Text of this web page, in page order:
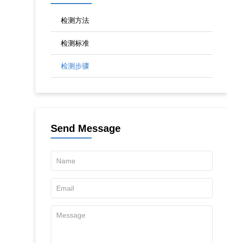
检测方法
检测标准
检测步骤
Send Message